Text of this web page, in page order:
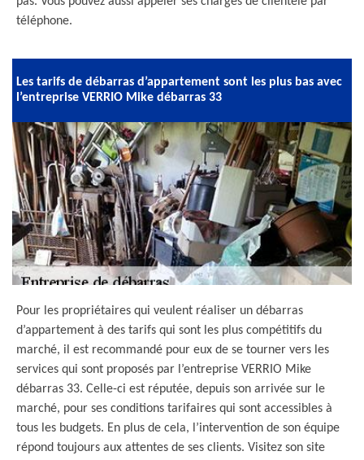
téléphone.
Les tarifs de débarras d’appartement sont les plus bas avec
l’entreprise VERRIO Mike débarras 33
Pour les propriétaires qui veulent réaliser un débarras
d’appartement à des tarifs qui sont les plus compétitifs du
marché, il est recommandé pour eux de se tourner vers les
services qui sont proposés par l’entreprise VERRIO Mike
débarras 33. Celle-ci est réputée, depuis son arrivée sur le
marché, pour ses conditions tarifaires qui sont accessibles à
tous les budgets. En plus de cela, l’intervention de son équipe
répond toujours aux attentes de ses clients. Visitez son site